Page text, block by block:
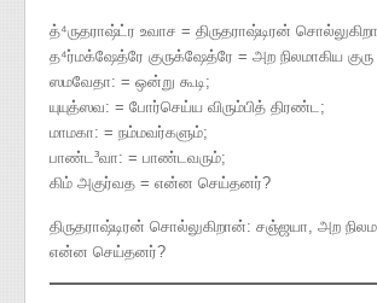
த்⁴ருதராஷ்ட்ர உவாச = திருதராஷ்டிரன்
த⁴ர்மக்ஷேத்ரே குருக்ஷேத்ரே = அற நிலமாகிய குரு
ஸமவேதா: = ஒன்று கூடி;
யுயுத்ஸவ: = போர்செய்ய விரும்பித் திரண்ட;
மாமகா: = நம்மவர்களும்;
பாண்ட³வா: = பாண்டவரும்;
கிம் அகுர்வத = என்ன செய்தனர்?
திருதராஷ்டிரன் சொல்லுகிறான்: சஞ்ஜயா, அற
என்ன செய்தனர்?